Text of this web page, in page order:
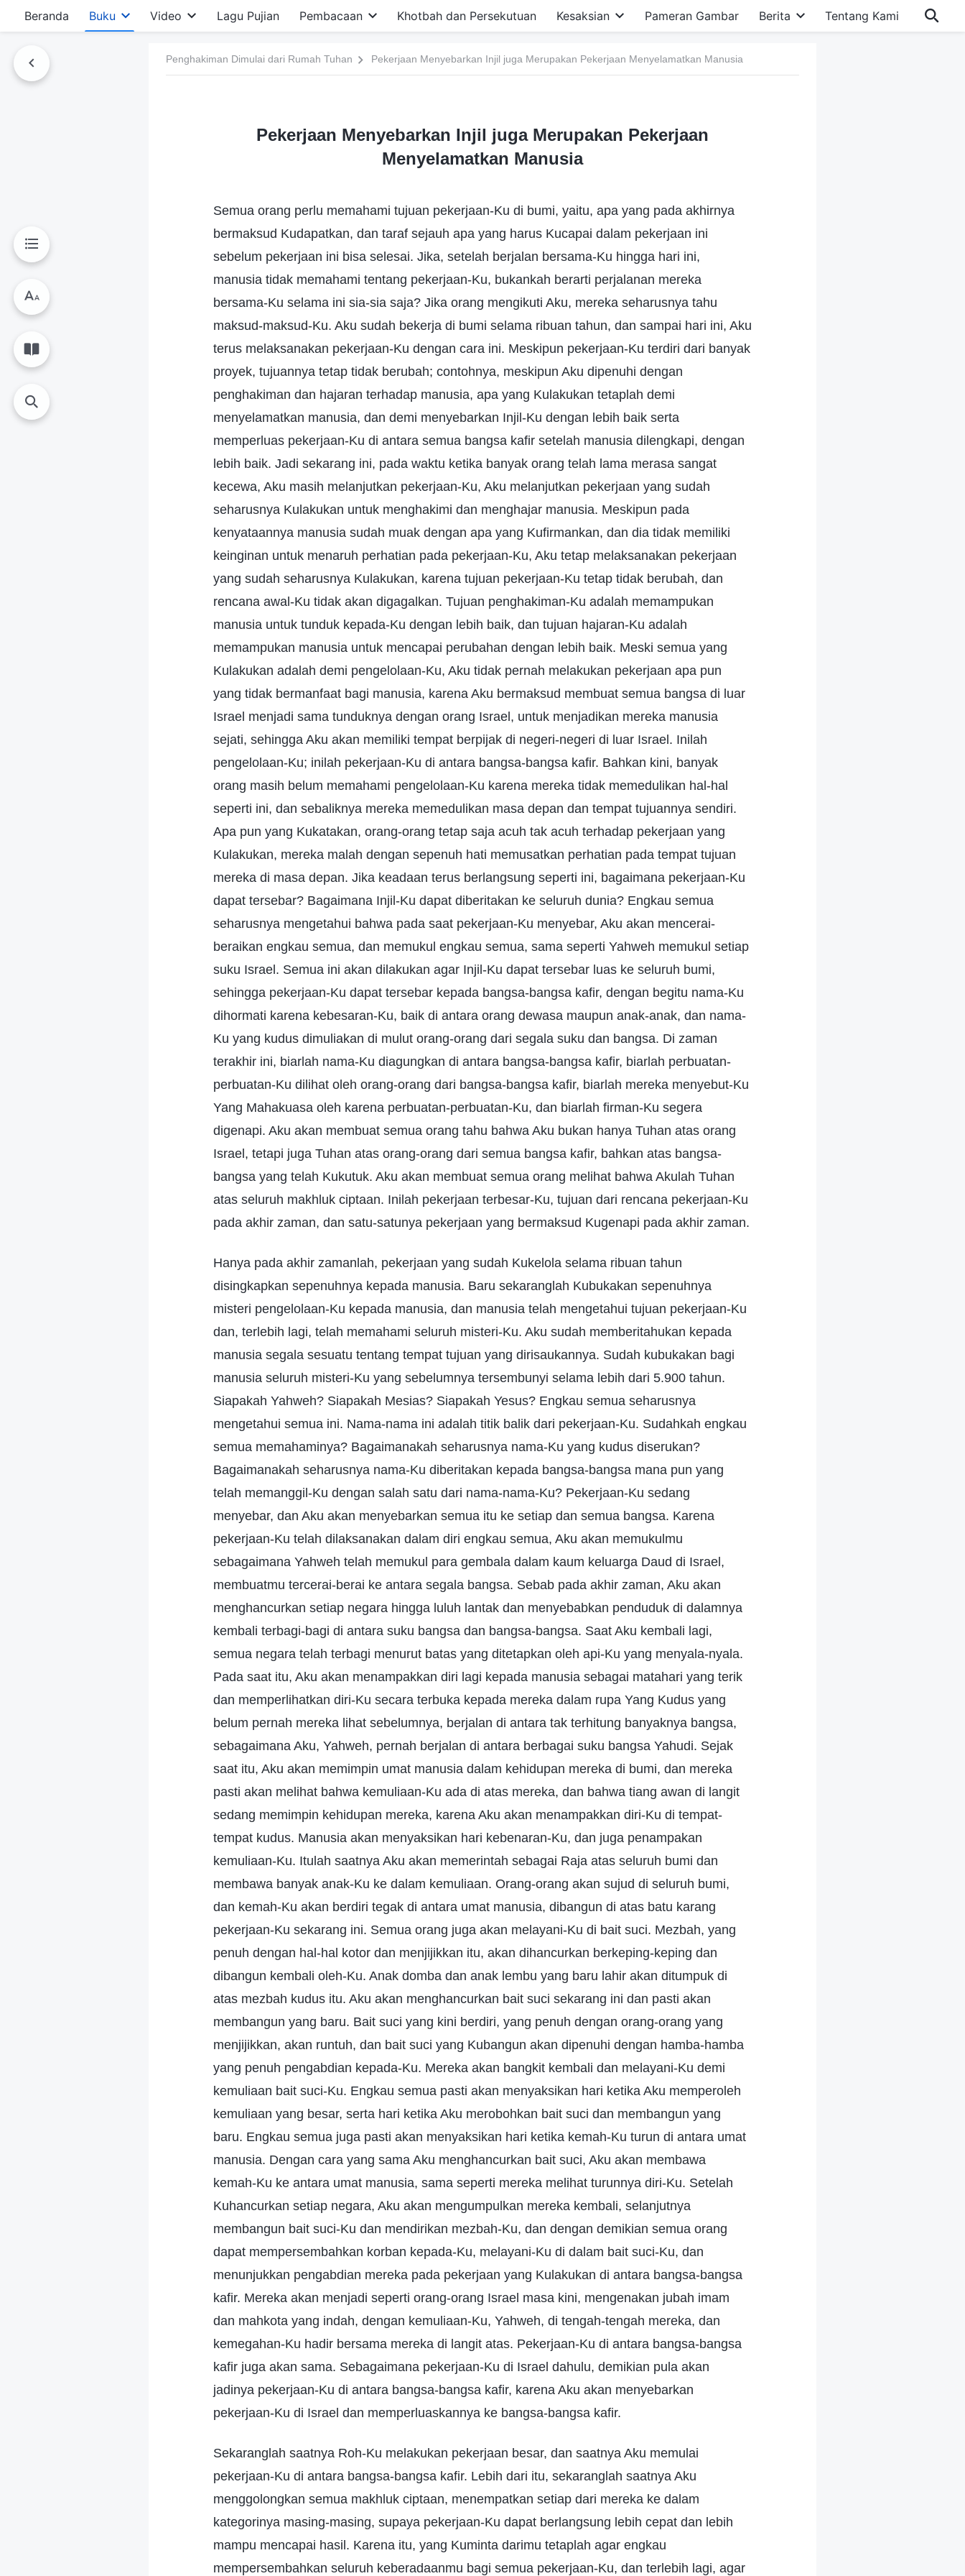
Beranda Buku Video Lagu Pujian Pembacaan Khotbah dan Persekutuan Kesaksian Pameran Gambar Berita Tentang Kami
Penghakiman Dimulai dari Rumah Tuhan Pekerjaan Menyebarkan Injil juga Merupakan Pekerjaan Menyelamatkan Manusia
Pekerjaan Menyebarkan Injil juga Merupakan Pekerjaan
Menyelamatkan Manusia
Semua orang perlu memahami tujuan pekerjaan-Ku di bumi, yaitu, apa yang pada akhirnya
bermaksud Kudapatkan, dan taraf sejauh apa yang harus Kucapai dalam pekerjaan ini
sebelum pekerjaan ini bisa selesai. Jika, setelah berjalan bersama-Ku hingga hari ini,
manusia tidak memahami tentang pekerjaan-Ku, bukankah berarti perjalanan mereka
bersama-Ku selama ini sia-sia saja? Jika orang mengikuti Aku, mereka seharusnya tahu
maksud-maksud-Ku. Aku sudah bekerja di bumi selama ribuan tahun, dan sampai hari ini, Aku
terus melaksanakan pekerjaan-Ku dengan cara ini. Meskipun pekerjaan-Ku terdiri dari banyak
proyek, tujuannya tetap tidak berubah; contohnya, meskipun Aku dipenuhi dengan
penghakiman dan hajaran terhadap manusia, apa yang Kulakukan tetaplah demi
menyelamatkan manusia, dan demi menyebarkan Injil-Ku dengan lebih baik serta
memperluas pekerjaan-Ku di antara semua bangsa kafir setelah manusia dilengkapi, dengan
lebih baik. Jadi sekarang ini, pada waktu ketika banyak orang telah lama merasa sangat
kecewa, Aku masih melanjutkan pekerjaan-Ku, Aku melanjutkan pekerjaan yang sudah
seharusnya Kulakukan untuk menghakimi dan menghajar manusia. Meskipun pada
kenyataannya manusia sudah muak dengan apa yang Kufirmankan, dan dia tidak memiliki
keinginan untuk menaruh perhatian pada pekerjaan-Ku, Aku tetap melaksanakan pekerjaan
yang sudah seharusnya Kulakukan, karena tujuan pekerjaan-Ku tetap tidak berubah, dan
rencana awal-Ku tidak akan digagalkan. Tujuan penghakiman-Ku adalah memampukan
manusia untuk tunduk kepada-Ku dengan lebih baik, dan tujuan hajaran-Ku adalah
memampukan manusia untuk mencapai perubahan dengan lebih baik. Meski semua yang
Kulakukan adalah demi pengelolaan-Ku, Aku tidak pernah melakukan pekerjaan apa pun
yang tidak bermanfaat bagi manusia, karena Aku bermaksud membuat semua bangsa di luar
Israel menjadi sama tunduknya dengan orang Israel, untuk menjadikan mereka manusia
sejati, sehingga Aku akan memiliki tempat berpijak di negeri-negeri di luar Israel. Inilah
pengelolaan-Ku; inilah pekerjaan-Ku di antara bangsa-bangsa kafir. Bahkan kini, banyak
orang masih belum memahami pengelolaan-Ku karena mereka tidak memedulikan hal-hal
seperti ini, dan sebaliknya mereka memedulikan masa depan dan tempat tujuannya sendiri.
Apa pun yang Kukatakan, orang-orang tetap saja acuh tak acuh terhadap pekerjaan yang
Kulakukan, mereka malah dengan sepenuh hati memusatkan perhatian pada tempat tujuan
mereka di masa depan. Jika keadaan terus berlangsung seperti ini, bagaimana pekerjaan-Ku
dapat tersebar? Bagaimana Injil-Ku dapat diberitakan ke seluruh dunia? Engkau semua
seharusnya mengetahui bahwa pada saat pekerjaan-Ku menyebar, Aku akan mencerai-
beraikan engkau semua, dan memukul engkau semua, sama seperti Yahweh memukul setiap
suku Israel. Semua ini akan dilakukan agar Injil-Ku dapat tersebar luas ke seluruh bumi,
sehingga pekerjaan-Ku dapat tersebar kepada bangsa-bangsa kafir, dengan begitu nama-Ku
dihormati karena kebesaran-Ku, baik di antara orang dewasa maupun anak-anak, dan nama-
Ku yang kudus dimuliakan di mulut orang-orang dari segala suku dan bangsa. Di zaman
terakhir ini, biarlah nama-Ku diagungkan di antara bangsa-bangsa kafir, biarlah perbuatan-
perbuatan-Ku dilihat oleh orang-orang dari bangsa-bangsa kafir, biarlah mereka menyebut-Ku
Yang Mahakuasa oleh karena perbuatan-perbuatan-Ku, dan biarlah firman-Ku segera
digenapi. Aku akan membuat semua orang tahu bahwa Aku bukan hanya Tuhan atas orang
Israel, tetapi juga Tuhan atas orang-orang dari semua bangsa kafir, bahkan atas bangsa-
bangsa yang telah Kukutuk. Aku akan membuat semua orang melihat bahwa Akulah Tuhan
atas seluruh makhluk ciptaan. Inilah pekerjaan terbesar-Ku, tujuan dari rencana pekerjaan-Ku
pada akhir zaman, dan satu-satunya pekerjaan yang bermaksud Kugenapi pada akhir zaman.
Hanya pada akhir zamanlah, pekerjaan yang sudah Kukelola selama ribuan tahun
disingkapkan sepenuhnya kepada manusia. Baru sekaranglah Kubukakan sepenuhnya
misteri pengelolaan-Ku kepada manusia, dan manusia telah mengetahui tujuan pekerjaan-Ku
dan, terlebih lagi, telah memahami seluruh misteri-Ku. Aku sudah memberitahukan kepada
manusia segala sesuatu tentang tempat tujuan yang dirisaukannya. Sudah kubukakan bagi
manusia seluruh misteri-Ku yang sebelumnya tersembunyi selama lebih dari 5.900 tahun.
Siapakah Yahweh? Siapakah Mesias? Siapakah Yesus? Engkau semua seharusnya
mengetahui semua ini. Nama-nama ini adalah titik balik dari pekerjaan-Ku. Sudahkah engkau
semua memahaminya? Bagaimanakah seharusnya nama-Ku yang kudus diserukan?
Bagaimanakah seharusnya nama-Ku diberitakan kepada bangsa-bangsa mana pun yang
telah memanggil-Ku dengan salah satu dari nama-nama-Ku? Pekerjaan-Ku sedang
menyebar, dan Aku akan menyebarkan semua itu ke setiap dan semua bangsa. Karena
pekerjaan-Ku telah dilaksanakan dalam diri engkau semua, Aku akan memukulmu
sebagaimana Yahweh telah memukul para gembala dalam kaum keluarga Daud di Israel,
membuatmu tercerai-berai ke antara segala bangsa. Sebab pada akhir zaman, Aku akan
menghancurkan setiap negara hingga luluh lantak dan menyebabkan penduduk di dalamnya
kembali terbagi-bagi di antara suku bangsa dan bangsa-bangsa. Saat Aku kembali lagi,
semua negara telah terbagi menurut batas yang ditetapkan oleh api-Ku yang menyala-nyala.
Pada saat itu, Aku akan menampakkan diri lagi kepada manusia sebagai matahari yang terik
dan memperlihatkan diri-Ku secara terbuka kepada mereka dalam rupa Yang Kudus yang
belum pernah mereka lihat sebelumnya, berjalan di antara tak terhitung banyaknya bangsa,
sebagaimana Aku, Yahweh, pernah berjalan di antara berbagai suku bangsa Yahudi. Sejak
saat itu, Aku akan memimpin umat manusia dalam kehidupan mereka di bumi, dan mereka
pasti akan melihat bahwa kemuliaan-Ku ada di atas mereka, dan bahwa tiang awan di langit
sedang memimpin kehidupan mereka, karena Aku akan menampakkan diri-Ku di tempat-
tempat kudus. Manusia akan menyaksikan hari kebenaran-Ku, dan juga penampakan
kemuliaan-Ku. Itulah saatnya Aku akan memerintah sebagai Raja atas seluruh bumi dan
membawa banyak anak-Ku ke dalam kemuliaan. Orang-orang akan sujud di seluruh bumi,
dan kemah-Ku akan berdiri tegak di antara umat manusia, dibangun di atas batu karang
pekerjaan-Ku sekarang ini. Semua orang juga akan melayani-Ku di bait suci. Mezbah, yang
penuh dengan hal-hal kotor dan menjijikkan itu, akan dihancurkan berkeping-keping dan
dibangun kembali oleh-Ku. Anak domba dan anak lembu yang baru lahir akan ditumpuk di
atas mezbah kudus itu. Aku akan menghancurkan bait suci sekarang ini dan pasti akan
membangun yang baru. Bait suci yang kini berdiri, yang penuh dengan orang-orang yang
menjijikkan, akan runtuh, dan bait suci yang Kubangun akan dipenuhi dengan hamba-hamba
yang penuh pengabdian kepada-Ku. Mereka akan bangkit kembali dan melayani-Ku demi
kemuliaan bait suci-Ku. Engkau semua pasti akan menyaksikan hari ketika Aku memperoleh
kemuliaan yang besar, serta hari ketika Aku merobohkan bait suci dan membangun yang
baru. Engkau semua juga pasti akan menyaksikan hari ketika kemah-Ku turun di antara umat
manusia. Dengan cara yang sama Aku menghancurkan bait suci, Aku akan membawa
kemah-Ku ke antara umat manusia, sama seperti mereka melihat turunnya diri-Ku. Setelah
Kuhancurkan setiap negara, Aku akan mengumpulkan mereka kembali, selanjutnya
membangun bait suci-Ku dan mendirikan mezbah-Ku, dan dengan demikian semua orang
dapat mempersembahkan korban kepada-Ku, melayani-Ku di dalam bait suci-Ku, dan
menunjukkan pengabdian mereka pada pekerjaan yang Kulakukan di antara bangsa-bangsa
kafir. Mereka akan menjadi seperti orang-orang Israel masa kini, mengenakan jubah imam
dan mahkota yang indah, dengan kemuliaan-Ku, Yahweh, di tengah-tengah mereka, dan
kemegahan-Ku hadir bersama mereka di langit atas. Pekerjaan-Ku di antara bangsa-bangsa
kafir juga akan sama. Sebagaimana pekerjaan-Ku di Israel dahulu, demikian pula akan
jadinya pekerjaan-Ku di antara bangsa-bangsa kafir, karena Aku akan menyebarkan
pekerjaan-Ku di Israel dan memperluaskannya ke bangsa-bangsa kafir.
Sekaranglah saatnya Roh-Ku melakukan pekerjaan besar, dan saatnya Aku memulai
pekerjaan-Ku di antara bangsa-bangsa kafir. Lebih dari itu, sekaranglah saatnya Aku
menggolongkan semua makhluk ciptaan, menempatkan setiap dari mereka ke dalam
kategorinya masing-masing, supaya pekerjaan-Ku dapat berlangsung lebih cepat dan lebih
mampu mencapai hasil. Karena itu, yang Kuminta darimu tetaplah agar engkau
mempersembahkan seluruh keberadaanmu bagi semua pekerjaan-Ku, dan terlebih lagi, agar